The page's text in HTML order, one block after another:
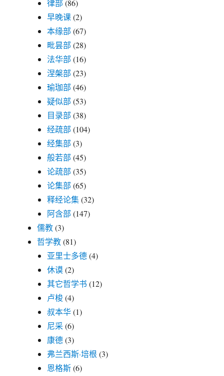
律部 (86)
早晚课(2)
本缘部 (67)
毗昙部 (28)
法华部 (16)
涅槃部 (23)
瑜珈部 (46)
疑似部 (53)
目录部 (38)
经疏部 (104)
经集部 (3)
般若部 (45)
论疏部 (35)
论集部 (65)
释经论集(32)
阿含部 (147)
儒教(3)
哲学教(81)
亚里士多德(4)
休谟(2)
其它哲学书 (12)
卢梭(4)
叔本华(1)
尼采 (6)
康德(3)
弗兰西斯·培根 (3)
恩格斯(6)